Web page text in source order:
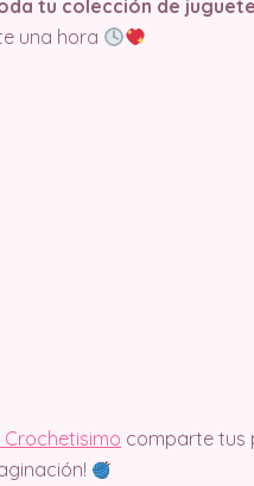
tu colección de
una hora
Crochetisimo comparte tus